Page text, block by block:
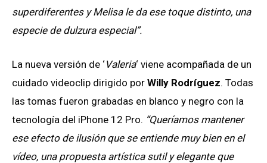
superdiferentes y Melisa le da ese toque distinto, una
especie de dulzura especial”.
La nueva versión de ‘Valeria‘ viene acompañada de un
cuidado videoclip dirigido por Willy Rodríguez. Todas
las tomas fueron grabadas en blanco y negro con la
tecnología del iPhone 12 Pro. “Queríamos mantener
ese efecto de ilusión que se entiende muy bien en el
vídeo, una propuesta artística sutil y elegante que